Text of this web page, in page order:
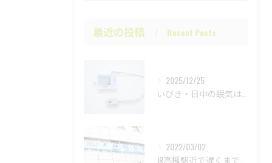
最近の投稿 Recent Posts
2025/12/25
2022/03/02